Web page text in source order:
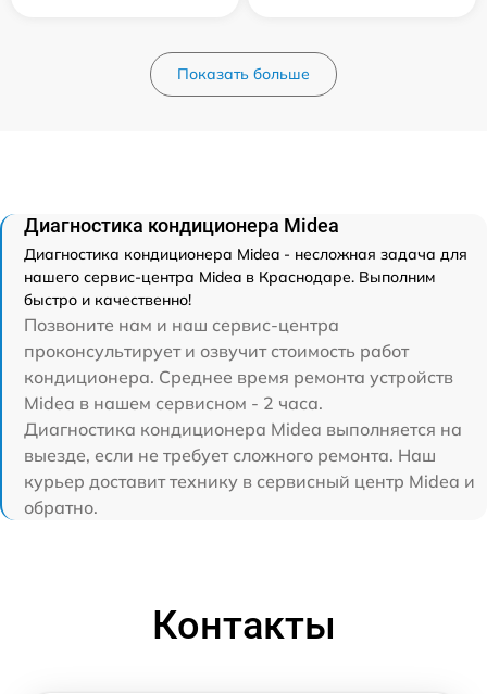
Показать больше
Диагностика кондиционера Midea
Диагностика кондиционера Midea - несложная задача для
нашего сервис-центра Midea в Краснодаре. Выполним
быстро и качественно!
Позвоните нам и наш сервис-центра
проконсультирует и озвучит стоимость работ
кондиционера. Среднее время ремонта устройств
Midea в нашем сервисном - 2 часа.
Диагностика кондиционера Midea выполняется на
выезде, если не требует сложного ремонта. Наш
курьер доставит технику в сервисный центр Midea и
обратно.
Контакты